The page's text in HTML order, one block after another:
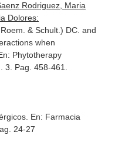
Rodriguez, Maria
Dolores:
& Schult.) DC. and
when
Phytotherapy
3. Pag. 458-461.
En: Farmacia
24-27